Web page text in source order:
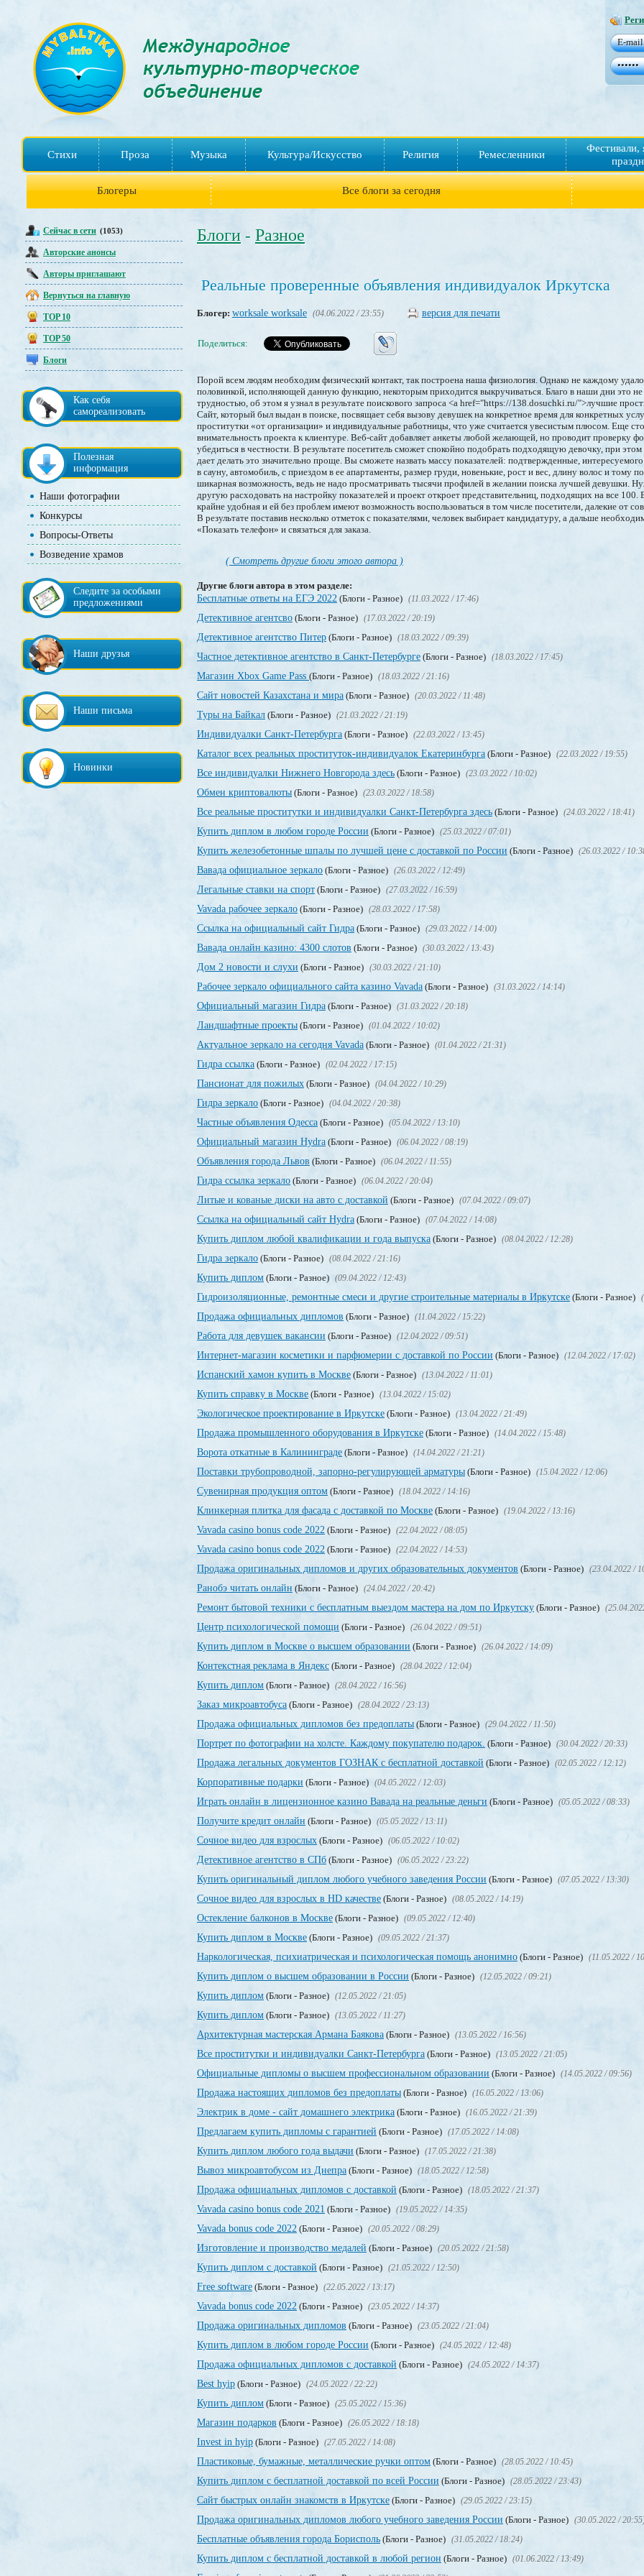
Стихи Проза Музыка Культура/Искусство Религия Ремесленники
Фестивали,
Блогеры Все блоги за сегодня
Сейчас в сети (1053)
Авторские анонсы
Авторы приглашают
Вернуться на главную
TOP 10
TOP 50
Блоги
Как себя
самореализовать
Полезная
информация
Наши фотографии
Конкурсы
Вопросы-Ответы
Возведение храмов
Следите за особыми
предложениями
Наши друзья
Наши письма
Новинки
Блоги - Разное
Реальные проверенные объявления индивидуалок Иркутска
Блогер: worksale worksale (04.06.2022 / 23:55) версия для печати
Поделиться:
Порой всем людям необходим физический контакт, так построена наша физиология. Однако не каждому
половинкой, исполняющей данную функцию, некоторым приходится выкручиваться. Благо в наши дни это не
трудностью, об этом я узнал в результате поискового запроса <a href="https://138.dosuchki.ru/">лучшие
Сайт, который был выдан в поиске, посвящает себя вызову девушек на конкретное время для конкретных
проститутки «от организации» и индивидуальные работницы, что уже считается увесистым плюсом. Еще
внимательность проекта к клиентуре. Веб-сайт добавляет анкеты любой желающей, но проводит проверку
убедиться в честности. В результате посетитель сможет спокойно подобрать подходящую девочку, при
дает делать это значительно проще. Вы сможете назвать массу показателей: подтвержденные, интересуемого
в сауну, автомобиль, с приездом в ее апартаменты, размер груди, новенькие, рост и вес, длину волос и тому
шикарная возможность, ведь не надо просматривать тысячи профилей в желании поиска лучшей девушки.
другую расходовать на настройку показателей и проект откроет представительниц, подходящих на все
крайне удобная и ей без проблем имеют возможность воспользоваться в том числе посетители, далекие от
В результате поставив несколько отметок с показателями, человек выбирает кандидатуру, а дальше
«Показать телефон» и связаться для заказа.
( Смотреть другие блоги этого автора )
Другие блоги автора в этом разделе:
Бесплатные ответы на ЕГЭ 2022 (Блоги - Разное) (11.03.2022 / 17:46)
Детективное агентсво (Блоги - Разное) (17.03.2022 / 20:19)
Детективное агентство Питер (Блоги - Разное) (18.03.2022 / 09:39)
Частное детективное агентство в Санкт-Петербурге (Блоги - Разное) (18.03.2022 / 17:45)
Магазин Xbox Game Pass (Блоги - Разное) (18.03.2022 / 21:16)
Сайт новостей Казахстана и мира (Блоги - Разное) (20.03.2022 / 11:48)
Туры на Байкал (Блоги - Разное) (21.03.2022 / 21:19)
Индивидуалки Санкт-Петербурга (Блоги - Разное) (22.03.2022 / 13:45)
Каталог всех реальных проституток-индивидуалок Екатеринбурга (Блоги - Разное) (22.03.2022 / 19:55)
Все индивидуалки Нижнего Новгорода здесь (Блоги - Разное) (23.03.2022 / 10:02)
Обмен криптовалюты (Блоги - Разное) (23.03.2022 / 18:58)
Все реальные проститутки и индивидуалки Санкт-Петербурга здесь (Блоги - Разное) (24.03.2022 / 18:41)
Купить диплом в любом городе России (Блоги - Разное) (25.03.2022 / 07:01)
Купить железобетонные шпалы по лучшей цене с доставкой по России (Блоги - Разное) (26.03.2022 /
Вавада официальное зеркало (Блоги - Разное) (26.03.2022 / 12:49)
Легальные ставки на спорт (Блоги - Разное) (27.03.2022 / 16:59)
Vavada рабочее зеркало (Блоги - Разное) (28.03.2022 / 17:58)
Ссылка на официальный сайт Гидра (Блоги - Разное) (29.03.2022 / 14:00)
Вавада онлайн казино: 4300 слотов (Блоги - Разное) (30.03.2022 / 13:43)
Дом 2 новости и слухи (Блоги - Разное) (30.03.2022 / 21:10)
Рабочее зеркало официального сайта казино Vavada (Блоги - Разное) (31.03.2022 / 14:14)
Официальный магазин Гидра (Блоги - Разное) (31.03.2022 / 20:18)
Ландшафтные проекты (Блоги - Разное) (01.04.2022 / 10:02)
Актуальное зеркало на сегодня Vavada (Блоги - Разное) (01.04.2022 / 21:31)
Гидра ссылка (Блоги - Разное) (02.04.2022 / 17:15)
Пансионат для пожилых (Блоги - Разное) (04.04.2022 / 10:29)
Гидра зеркало (Блоги - Разное) (04.04.2022 / 20:38)
Частные объявления Одесса (Блоги - Разное) (05.04.2022 / 13:10)
Официальный магазин Hydra (Блоги - Разное) (06.04.2022 / 08:19)
Объявления города Львов (Блоги - Разное) (06.04.2022 / 11:55)
Гидра ссылка зеркало (Блоги - Разное) (06.04.2022 / 20:04)
Литые и кованые диски на авто с доставкой (Блоги - Разное) (07.04.2022 / 09:07)
Ссылка на официальный сайт Hydra (Блоги - Разное) (07.04.2022 / 14:08)
Купить диплом любой квалификации и года выпуска (Блоги - Разное) (08.04.2022 / 12:28)
Гидра зеркало (Блоги - Разное) (08.04.2022 / 21:16)
Купить диплом (Блоги - Разное) (09.04.2022 / 12:43)
Гидроизоляционные, ремонтные смеси и другие строительные материалы в Иркутске (Блоги - Разное)
Продажа официальных дипломов (Блоги - Разное) (11.04.2022 / 15:22)
Работа для девушек вакансии (Блоги - Разное) (12.04.2022 / 09:51)
Интернет-магазин косметики и парфюмерии с доставкой по России (Блоги - Разное) (12.04.2022 / 17:02)
Испанский хамон купить в Москве (Блоги - Разное) (13.04.2022 / 11:01)
Купить справку в Москве (Блоги - Разное) (13.04.2022 / 15:02)
Экологическое проектирование в Иркутске (Блоги - Разное) (13.04.2022 / 21:49)
Продажа промышленного оборудования в Иркутске (Блоги - Разное) (14.04.2022 / 15:48)
Ворота откатные в Калининграде (Блоги - Разное) (14.04.2022 / 21:21)
Поставки трубопроводной, запорно-регулирующей арматуры (Блоги - Разное) (15.04.2022 / 12:06)
Сувенирная продукция оптом (Блоги - Разное) (18.04.2022 / 14:16)
Клинкерная плитка для фасада с доставкой по Москве (Блоги - Разное) (19.04.2022 / 13:16)
Vavada casino bonus code 2022 (Блоги - Разное) (22.04.2022 / 08:05)
Vavada casino bonus code 2022 (Блоги - Разное) (22.04.2022 / 14:53)
Продажа оригинальных дипломов и других образовательных документов (Блоги - Разное) (23.04.2022 /
Ранобэ читать онлайн (Блоги - Разное) (24.04.2022 / 20:42)
Ремонт бытовой техники с бесплатным выездом мастера на дом по Иркутску (Блоги - Разное)
Центр психологической помощи (Блоги - Разное) (26.04.2022 / 09:51)
Купить диплом в Москве о высшем образовании (Блоги - Разное) (26.04.2022 / 14:09)
Контекстная реклама в Яндекс (Блоги - Разное) (28.04.2022 / 12:04)
Купить диплом (Блоги - Разное) (28.04.2022 / 16:56)
Заказ микроавтобуса (Блоги - Разное) (28.04.2022 / 23:13)
Продажа официальных дипломов без предоплаты (Блоги - Разное) (29.04.2022 / 11:50)
Портрет по фотографии на холсте. Каждому покупателю подарок. (Блоги - Разное) (30.04.2022 / 20:33)
Продажа легальных документов ГОЗНАК с бесплатной доставкой (Блоги - Разное) (02.05.2022 / 12:12)
Корпоративные подарки (Блоги - Разное) (04.05.2022 / 12:03)
Играть онлайн в лицензионное казино Вавада на реальные деньги (Блоги - Разное) (05.05.2022 / 08:33)
Получите кредит онлайн (Блоги - Разное) (05.05.2022 / 13:11)
Сочное видео для взрослых (Блоги - Разное) (06.05.2022 / 10:02)
Детективное агентство в СПб (Блоги - Разное) (06.05.2022 / 23:22)
Купить оригинальный диплом любого учебного заведения России (Блоги - Разное) (07.05.2022 / 13:30)
Сочное видео для взрослых в HD качестве (Блоги - Разное) (08.05.2022 / 14:19)
Остекление балконов в Москве (Блоги - Разное) (09.05.2022 / 12:40)
Купить диплом в Москве (Блоги - Разное) (09.05.2022 / 21:37)
Наркологическая, психиатрическая и психологическая помощь анонимно (Блоги - Разное) (11.05.2022 /
Купить диплом о высшем образовании в России (Блоги - Разное) (12.05.2022 / 09:21)
Купить диплом (Блоги - Разное) (12.05.2022 / 21:05)
Купить диплом (Блоги - Разное) (13.05.2022 / 11:27)
Архитектурная мастерская Армана Баякова (Блоги - Разное) (13.05.2022 / 16:56)
Все проститутки и индивидуалки Санкт-Петербурга (Блоги - Разное) (13.05.2022 / 21:05)
Официальные дипломы о высшем профессиональном образовании (Блоги - Разное) (14.05.2022 / 09:56)
Продажа настоящих дипломов без предоплаты (Блоги - Разное) (16.05.2022 / 13:06)
Электрик в доме - сайт домашнего электрика (Блоги - Разное) (16.05.2022 / 21:39)
Предлагаем купить дипломы с гарантией (Блоги - Разное) (17.05.2022 / 14:08)
Купить диплом любого года выдачи (Блоги - Разное) (17.05.2022 / 21:38)
Вывоз микроавтобусом из Днепра (Блоги - Разное) (18.05.2022 / 12:58)
Продажа официальных дипломов с доставкой (Блоги - Разное) (18.05.2022 / 21:37)
Vavada casino bonus code 2021 (Блоги - Разное) (19.05.2022 / 14:35)
Vavada bonus code 2022 (Блоги - Разное) (20.05.2022 / 08:29)
Изготовление и производство медалей (Блоги - Разное) (20.05.2022 / 21:58)
Купить диплом с доставкой (Блоги - Разное) (21.05.2022 / 12:50)
Free software (Блоги - Разное) (22.05.2022 / 13:17)
Vavada bonus code 2022 (Блоги - Разное) (23.05.2022 / 14:37)
Продажа оригинальных дипломов (Блоги - Разное) (23.05.2022 / 21:04)
Купить диплом в любом городе России (Блоги - Разное) (24.05.2022 / 12:48)
Продажа официальных дипломов с доставкой (Блоги - Разное) (24.05.2022 / 14:37)
Best hyip (Блоги - Разное) (24.05.2022 / 22:22)
Купить диплом (Блоги - Разное) (25.05.2022 / 15:36)
Магазин подарков (Блоги - Разное) (26.05.2022 / 18:18)
Invest in hyip (Блоги - Разное) (27.05.2022 / 14:08)
Пластиковые, бумажные, металлические ручки оптом (Блоги - Разное) (28.05.2022 / 10:45)
Купить диплом с бесплатной доставкой по всей России (Блоги - Разное) (28.05.2022 / 23:43)
Сайт быстрых онлайн знакомств в Иркутске (Блоги - Разное) (29.05.2022 / 23:15)
Продажа оригинальных дипломов любого учебного заведения России (Блоги - Разное) (30.05.2022 /
Бесплатные объявления города Борисполь (Блоги - Разное) (31.05.2022 / 18:24)
Купить диплом с бесплатной доставкой в любой регион (Блоги - Разное) (01.06.2022 / 13:49)